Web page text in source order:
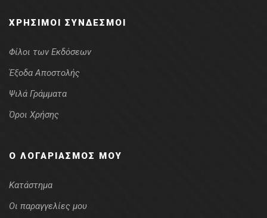
ΧΡΉΣΙΜΟΙ ΣΎΝΔΕΣΜΟΙ
Φίλοι των Εκδόσεων
Έξοδα Αποστολής
Ψιλά Γράμματα
Όροι Χρήσης
Ο ΛΟΓΑΡΙΑΣΜΌΣ ΜΟΥ
Κατάστημα
Οι παραγγελίες μου